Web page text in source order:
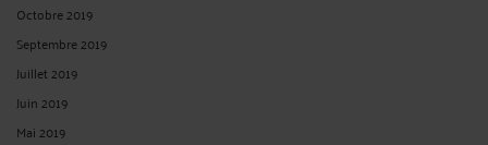
Octobre 2019
Septembre 2019
Juillet 2019
Juin 2019
Mai 2019